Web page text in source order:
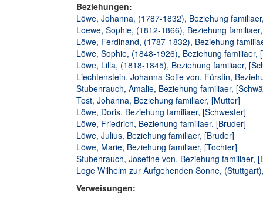
Beziehungen:
Löwe, Johanna, (1787-1832), Beziehung
Loewe, Sophie, (1812-1866), Beziehung
Löwe, Ferdinand, (1787-1832), Beziehung
Löwe, Sophie, (1848-1926), Beziehung familiaer,
Löwe, Lilla, (1818-1845), Beziehung familiaer,
Liechtenstein, Johanna Sofie von, Fürstin,
Stubenrauch, Amalie, Beziehung familiaer,
Tost, Johanna, Beziehung familiaer, [Mutter]
Löwe, Doris, Beziehung familiaer, [Schwester]
Löwe, Friedrich, Beziehung familiaer, [Bruder]
Löwe, Julius, Beziehung familiaer, [Bruder]
Löwe, Marie, Beziehung familiaer, [Tochter]
Stubenrauch, Josefine von, Beziehung familiaer,
Loge Wilhelm zur Aufgehenden Sonne,
Verweisungen: